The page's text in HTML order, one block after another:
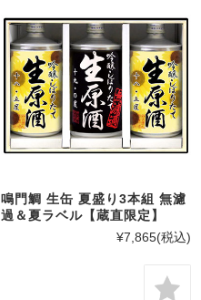
鳴門鯛 生缶 夏盛り3本組 無濾
過＆夏ラベル【蔵直限定】
¥7,865(税込)